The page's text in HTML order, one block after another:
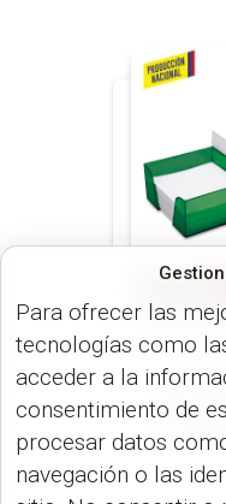
Para ofrecer las
tecnologías como
acceder a la
consentimiento de
procesar datos
navegación o las
Porta